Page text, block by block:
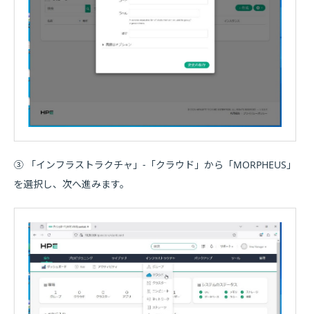
③ 「インフラストラクチャ」-「クラウド」から「MORPHEUS」
を選択し、次へ進みます。